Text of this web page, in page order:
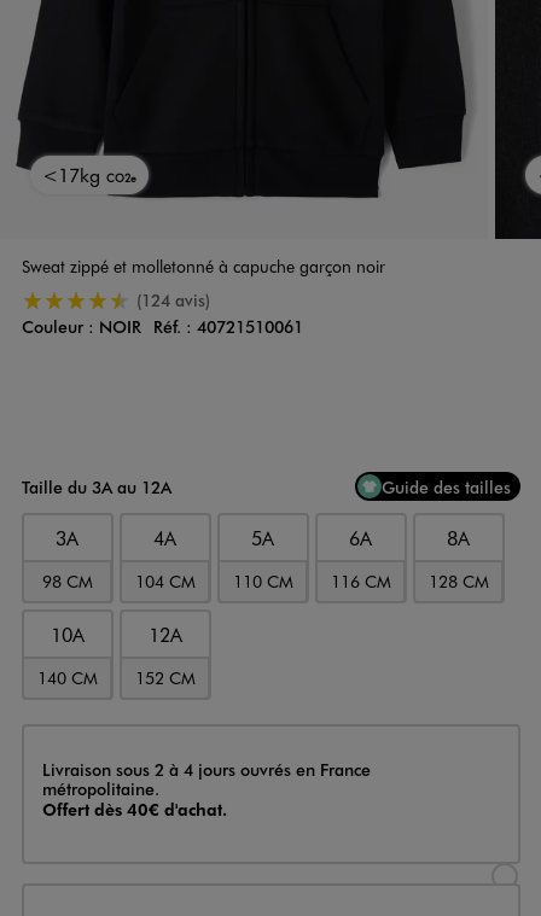
<17kg CO2e
Sweat zippé et molletonné à capuche garçon noir
4.5/5 de moyenne
(124 avis)
Couleur
Couleur : NOIR Réf. : 40721510061
Taille du 3A au 12A Guide des tailles
3A
98 CM
4A
104 CM
5A
110 CM
6A
116 CM
8A
128 CM
10A
140 CM
12A
152 CM
Livraison
Livraison sous 2 à 4 jours ouvrés en France
métropolitaine.
Offert dès 40€ d'achat.